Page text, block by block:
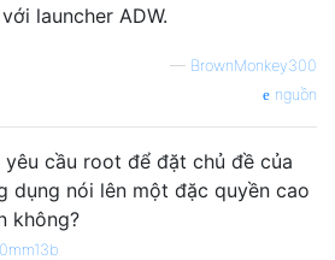
launcher ADW.
— BrownMonkey300
nguồn
yêu cầu root để đặt chủ đề của
dụng nói lên một đặc quyền cao
không?